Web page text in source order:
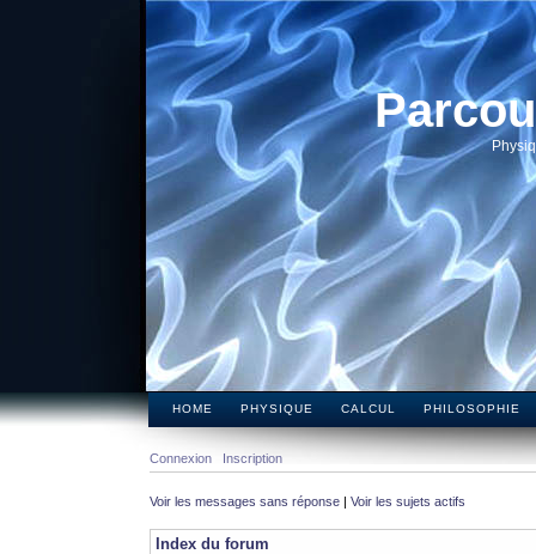
HOME PHYSIQUE CALCUL PHILOSOPHIE
Connexion Inscription
Voir les messages sans réponse | Voir les sujets actifs
Index du forum